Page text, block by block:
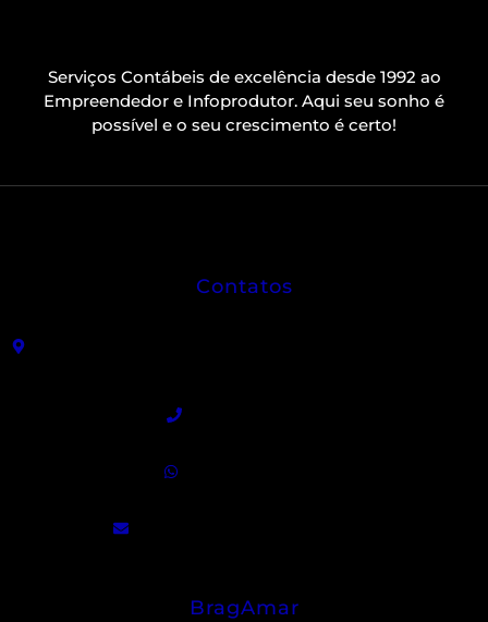
Serviços Contábeis de excelência desde 1992 ao
Empreendedor e Infoprodutor. Aqui seu sonho é
possível e o seu crescimento é certo!
Contatos
BragAmar